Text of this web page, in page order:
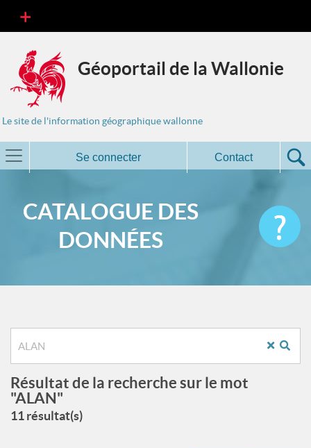
Géoportail de la Wallonie
Le site de l'information géographique wallonne
Se connecter Contact
CATALOGUE DES
DONNÉES
Résultat de la recherche sur le mot
"ALAN"
11 résultat(s)